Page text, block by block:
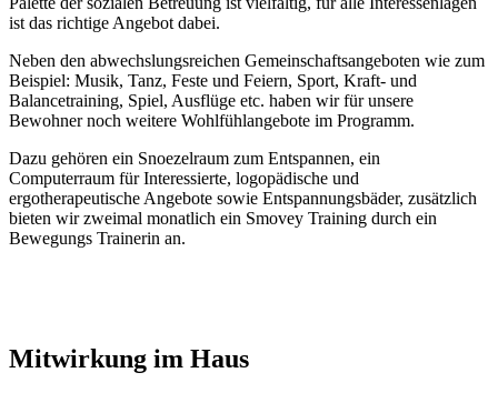
ist das richtige Angebot dabei.
Neben den abwechslungsreichen Gemeinschaftsangeboten wie zum
Beispiel: Musik, Tanz, Feste und Feiern, Sport, Kraft- und
Balancetraining, Spiel, Ausflüge etc. haben wir für unsere
Bewohner noch weitere Wohlfühlangebote im Programm.
Dazu gehören ein Snoezelraum zum Entspannen, ein
Computerraum für Interessierte, logopädische und
ergotherapeutische Angebote sowie Entspannungsbäder, zusätzlich
bieten wir zweimal monatlich ein Smovey Training durch ein
Bewegungs Trainerin an.
Mitwirkung im Haus